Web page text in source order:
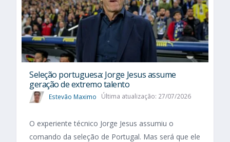
Seleção portuguesa: Jorge Jesus assume
geração de extremo talento
Estevão Maximo Última atualização: 27/07/2026
O experiente técnico Jorge Jesus assumiu o
comando da seleção de Portugal. Mas será que ele